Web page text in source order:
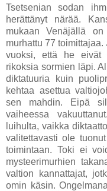
Tsetsenian sodan
herättänyt närää.
mukaan Venäjällä
murhattu 77 toimittajaa.
vuoksi, että he eivät
rikoksia sormien läpi.
diktatuuria kuin
kehtaa asettua
sen mahdin. Eipä
vaiheessa
luihulta, vaikka
valitettavasti ole
toimintaan. Toki ei
mysteerimurhien
valtion kannattajat,
omin käsin.